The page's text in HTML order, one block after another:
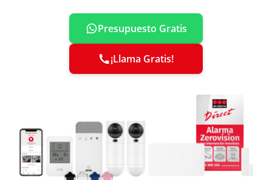
Presupuesto Gratis
¡Llama Gratis!